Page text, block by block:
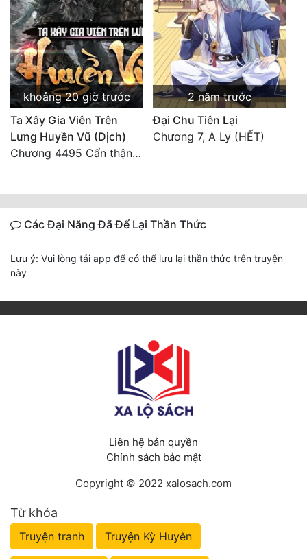
khoảng 20 giờ trước
Ta Xây Gia Viên Trên
Lưng Huyền Vũ (Dịch)
Chương 4495 Cẩn thận một chút vẫn là tốt.
2 năm trước
Đại Chu Tiên Lại
Chương 7, A Ly (HẾT)
Các Đại Năng Đã Để Lại Thần Thức
Lưu ý: Vui lòng tải app để có thể lưu lại thần thức trên truyện
này
Liên hệ bản quyền
Chính sách bảo mật
Copyright © 2022 xalosach.com
Từ khóa
Truyện tranh Truyện Kỳ Huyễn